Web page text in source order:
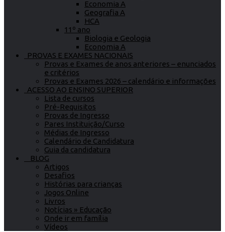
Economia A
Geografia A
HCA
11º ano
Biologia e Geologia
Economia A
PROVAS E EXAMES NACIONAIS
Provas e Exames de anos anteriores – enunciados
e critérios
Provas e Exames 2026 – calendário e informações
ACESSO AO ENSINO SUPERIOR
Lista de cursos
Pré-Requisitos
Provas de Ingresso
Pares Instituição/Curso
Médias de Ingresso
Calendário de Candidatura
Guia da candidatura
BLOG
Artigos
Desafios
Histórias para crianças
Jogos Online
Livros
Notícias » Educação
Onde ir em família
Vídeos